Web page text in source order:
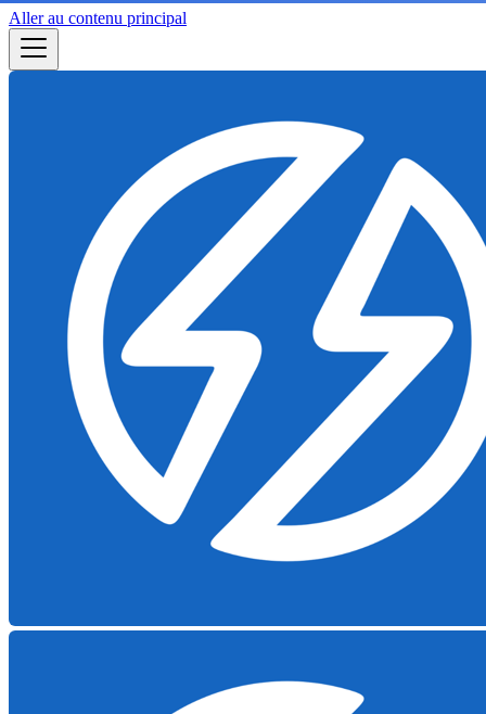
Aller au contenu principal